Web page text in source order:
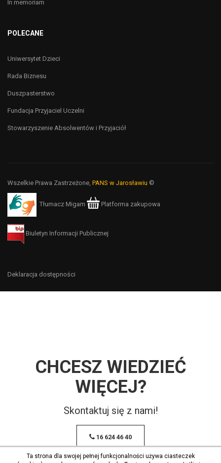
In memoriam
POLECANE
Uniwersytet Dzieci
Rada Biznesu
Duszpasterstwo
Fundacja Przyjaciel Uczelni
Stowarzyszenie Absolwentów i Przyjaciół
Wszelkie Prawa Zastrzeżone, PANS w Jarosławiu ©
Tłumacz Migam Platforma zakupowa
Biuletyn Informacji Publicznej
Deklaracja dostępności
CHCESZ WIEDZIEĆ
WIĘCEJ?
Skontaktuj się z nami!
16 624 46 40
Ta strona dla swojej pełnej funkcjonalności używa ciasteczek